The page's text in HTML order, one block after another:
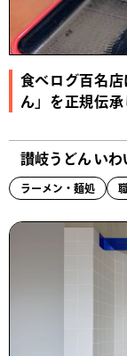
食べログ百名
ん」を正規伝
讃岐うどん いわ
ラーメン・麺処